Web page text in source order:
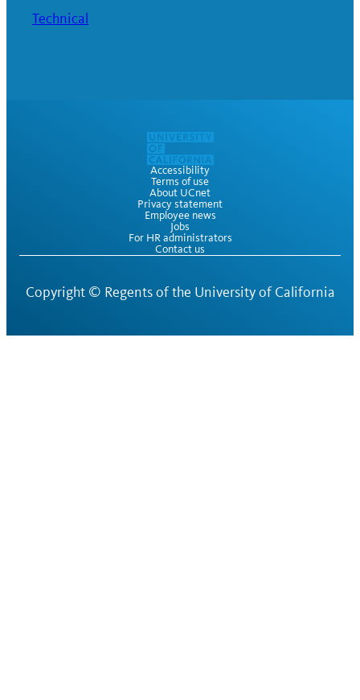
Technical
Accessibility
Terms of use
About UCnet
Privacy statement
Employee news
Jobs
For HR administrators
Contact us
Copyright © Regents of the University of California